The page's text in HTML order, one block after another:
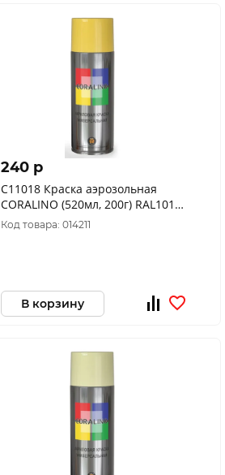
240 p
C11018 Краска аэрозольная
CORALINO (520мл, 200г) RAL1018
Цинково-жёлтый
Код товара: 014211
В корзину